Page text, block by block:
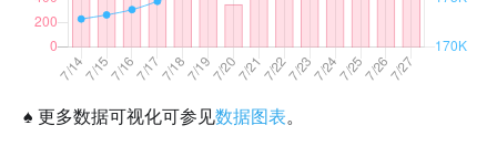
♠ 更多数据可视化可参见数据图表。